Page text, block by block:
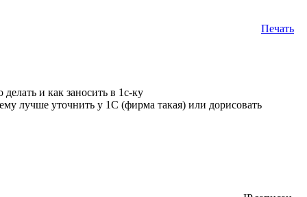
Печать
и как заносить в 1с-ку
лучше уточнить у 1С (фирма такая) или дорисовать